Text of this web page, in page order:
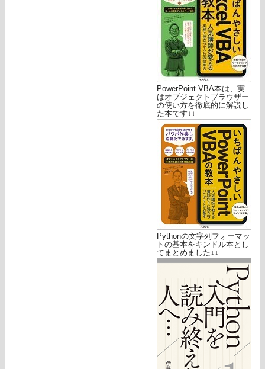
PowerPoint VBA本は、実
はオブジェクトブラウザー
の使い方を徹底的に解説し
た本です↓↓
Pythonの文字列フォーマッ
トの基本をキンドル本とし
てまとめました↓↓